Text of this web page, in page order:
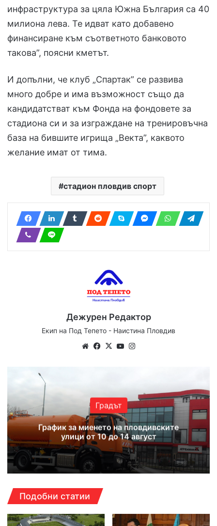
инфраструктура за цяла Южна България са 40
милиона лева. Те идват като добавено
финансиране към съответното банковото
такова”, поясни кметът.
И допълни, че клуб „Спартак” се развива
много добре и има възможност също да
кандидатстват към Фонда на фондовете за
стадиона си и за изграждане на тренировъчна
база на бившите игрища „Векта”, каквото
желание имат от тима.
стадион пловдив спорт
Дежурен Редактор
Екип на Под Тепето - Наистина Пловдив
We Fa
X
Yo
Градът
График за миенето на пловдивските
улици от 10 до 14 август
Подобни статии